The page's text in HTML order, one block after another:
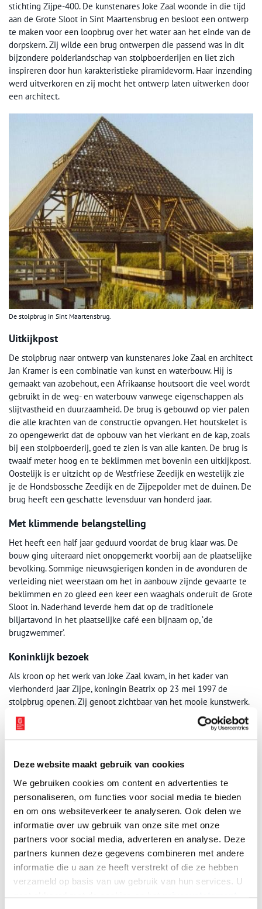
Deze website maakt gebruik van cookies
We gebruiken cookies om content en advertenties te
personaliseren, om functies voor social media te bieden
en om ons websiteverkeer te analyseren. Ook delen we
informatie over uw gebruik van onze site met onze
partners voor social media, adverteren en analyse. Deze
partners kunnen deze gegevens combineren met andere
informatie die u aan ze heeft verstrekt of die ze hebben
verzameld op basis van uw gebruik van hun services. U
stichting Zijpe-400. De kunstenares Joke Zaal woonde in die tijd
aan de Grote Sloot in Sint Maartensbrug en besloot een ontwerp
te maken voor een loopbrug over het water aan het einde van de
dorpskern. Zij wilde een brug ontwerpen die passend was in dit
bijzondere polderlandschap van stolpboerderijen en liet zich
inspireren door hun karakteristieke piramidevorm. Haar inzending
werd uitverkoren en zij mocht het ontwerp laten uitwerken door
een architect.
De stolpbrug in Sint Maartensbrug.
Uitkijkpost
De stolpbrug naar ontwerp van kunstenares Joke Zaal en architect
Jan Kramer is een combinatie van kunst en waterbouw. Hij is
gemaakt van azobehout, een Afrikaanse houtsoort die veel wordt
gebruikt in de weg- en waterbouw vanwege eigenschappen als
slijtvastheid en duurzaamheid. De brug is gebouwd op vier palen
die alle krachten van de constructie opvangen. Het houtskelet is
zo opengewerkt dat de opbouw van het vierkant en de kap, zoals
bij een stolpboerderij, goed te zien is van alle kanten. De brug is
twaalf meter hoog en te beklimmen met bovenin een uitkijkpost.
Oostelijk is er uitzicht op de Westfriese Zeedijk en westelijk zie
je de Hondsbossche Zeedijk en de Zijpepolder met de duinen. De
brug heeft een geschatte levensduur van honderd jaar.
Met klimmende belangstelling
Het heeft een half jaar geduurd voordat de brug klaar was. De
bouw ging uiteraard niet onopgemerkt voorbij aan de plaatselijke
bevolking. Sommige nieuwsgierigen konden in de avonduren de
verleiding niet weerstaan om het in aanbouw zijnde gevaarte te
beklimmen en zo gleed een keer een waaghals onderuit de Grote
Sloot in. Naderhand leverde hem dat op de traditionele
biljartavond in het plaatselijke café een bijnaam op, ‘de
brugzwemmer’.
Koninklijk bezoek
Als kroon op het werk van Joke Zaal kwam, in het kader van
vierhonderd jaar Zijpe, koningin Beatrix op 23 mei 1997 de
stolpbrug openen. Zij genoot zichtbaar van het mooie kunstwerk.
De stolpbrug heeft een podium voor muziek en andere
uitvoeringen. Ook speelt de brug een rol bij de Kunstroute Zijpe,
wordt tentoongesteld in landschap, tuinen, kerken en
DeBoerderijenstichting‘Vrienden van de Stolp’ kent jaarlijks een
prijs toe, de ‘Stolp Award’. Deze wordt uitgereikt als
waarderingsprijs voor degenen die zich beijveren voor
stolpbehoud. Op 10 december 1999 werd de prijs uitgereikt aan
de stichting Zijpe-400 voor de realisatie van de stolpbrug over de
Grote Sloot in Sint Maartensbrug.